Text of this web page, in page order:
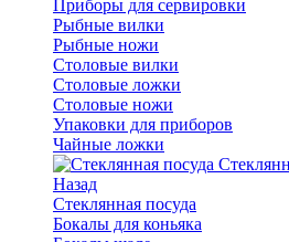
Приборы для сервировки
Рыбные вилки
Рыбные ножи
Столовые вилки
Столовые ложки
Столовые ножи
Упаковки для приборов
Чайные ложки
Назад
Стеклянная посуда
Бокалы для коньяка